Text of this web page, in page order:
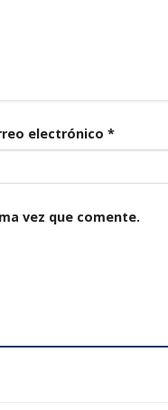
electrónico *
vez que comente.